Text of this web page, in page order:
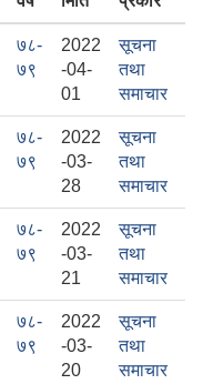
७८-
७९
2022
-04-
01
सूचना
तथा
समाचार
७८-
७९
2022
-03-
28
सूचना
तथा
समाचार
७८-
७९
2022
-03-
21
सूचना
तथा
समाचार
७८-
७९
2022
-03-
20
सूचना
तथा
समाचार